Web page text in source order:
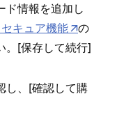
ド情報を追加し
キ⁠ュア機能
の
。[⁠保存して続行⁠]
し⁠、[⁠確認して購